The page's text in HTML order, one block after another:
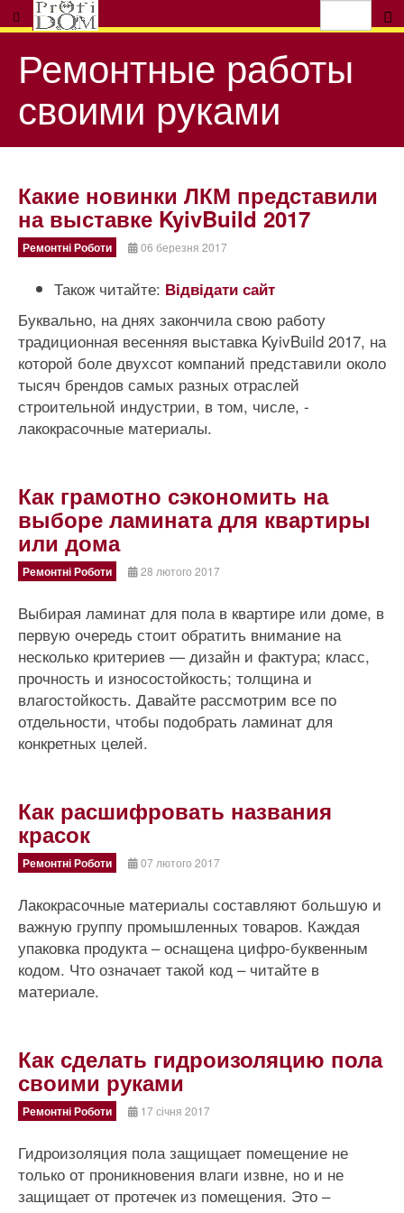
Ремонтные работы
своими руками
Какие новинки ЛКМ представили
на выставке KyivBuild 2017
Ремонтні Роботи 06 березня 2017
Також читайте: Відвідати сайт
Буквально, на днях закончила свою работу
традиционная весенняя выставка KyivBuild 2017, на
которой боле двухсот компаний представили около
тысяч брендов самых разных отраслей
строительной индустрии, в том, числе, -
лакокрасочные материалы.
Как грамотно сэкономить на
выборе ламината для квартиры
или дома
Ремонтні Роботи 28 лютого 2017
Выбирая ламинат для пола в квартире или доме, в
первую очередь стоит обратить внимание на
несколько критериев — дизайн и фактура; класс,
прочность и износостойкость; толщина и
влагостойкость. Давайте рассмотрим все по
отдельности, чтобы подобрать ламинат для
конкретных целей.
Как расшифровать названия
красок
Ремонтні Роботи 07 лютого 2017
Лакокрасочные материалы составляют большую и
важную группу промышленных товаров. Каждая
упаковка продукта – оснащена цифро-буквенным
кодом. Что означает такой код – читайте в
материале.
Как сделать гидроизоляцию пола
своими руками
Ремонтні Роботи 17 січня 2017
Гидроизоляция пола защищает помещение не
только от проникновения влаги извне, но и не
защищает от протечек из помещения. Это –